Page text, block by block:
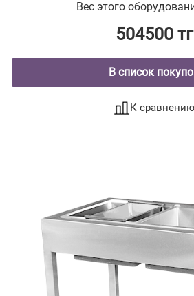
тумба из нержавеющей
столешницу)
Вес этого
504500 тг
В список
К сравнению